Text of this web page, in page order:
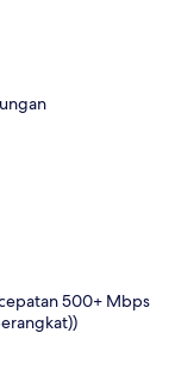
500+ Mbps